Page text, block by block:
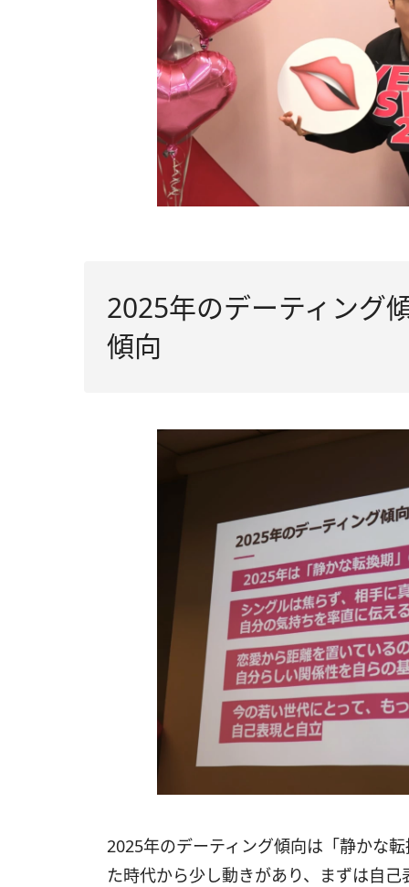
2025年のデーティング
傾向
2025年のデーティング傾向は「静かな
た時代から少し動きがあり、まずは自